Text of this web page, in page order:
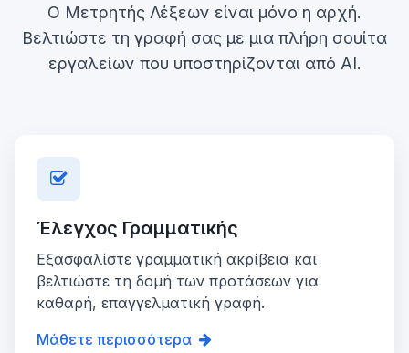
Ο Μετρητής Λέξεων είναι μόνο η αρχή.
Βελτιώστε τη γραφή σας με μια πλήρη σουίτα
εργαλείων που υποστηρίζονται από AI.
Έλεγχος Γραμματικής
Εξασφαλίστε γραμματική ακρίβεια και
βελτιώστε τη δομή των προτάσεων για
καθαρή, επαγγελματική γραφή.
Μάθετε περισσότερα